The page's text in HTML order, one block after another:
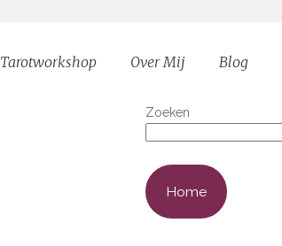
Tarotworkshop Over Mij Blog
Zoeken
Home